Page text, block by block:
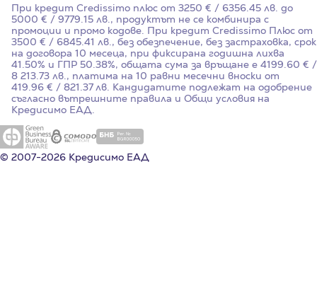
При кредит Credissimo плюс от 3250 € / 6356.45 лв. до
5000 € / 9779.15 лв., продуктът не се комбинира с
промоции и промо кодове. При кредит Credissimo Плюс от
3500 € / 6845.41 лв., без обезпечение, без застраховка, срок
на договора 10 месеца, при фиксирана годишна лихва
41.50% и ГПР 50.38%, общата сума за връщане е 4199.60 € /
8 213.73 лв., платима на 10 равни месечни вноски от
419.96 € / 821.37 лв. Кандидатите подлежат на одобрение
съгласно вътрешните правила и Общи условия на
Кредисимо ЕАД.
© 2007-2026 Кредисимо ЕАД